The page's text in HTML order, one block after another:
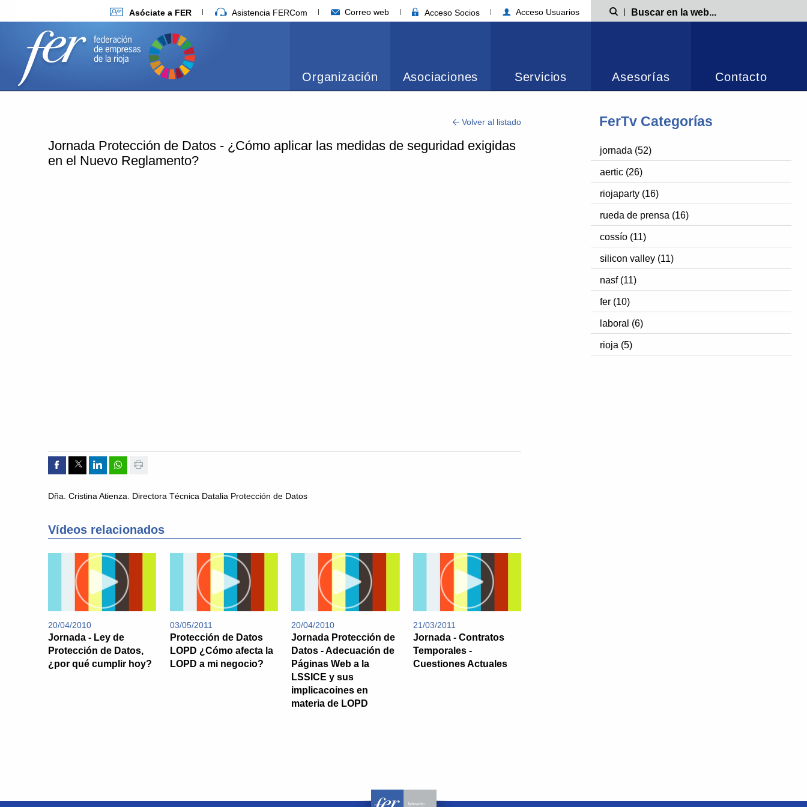
Asóciate a FER Asistencia FERCom Correo web Acceso Socios Acceso Usuarios Búsqueda
Organización Asociaciones Servicios Asesorías Contacto
FerTv Categorías
jornada (52)
aertic (26)
riojaparty (16)
rueda de prensa (16)
cossío (11)
silicon valley (11)
nasf (11)
fer (10)
laboral (6)
rioja (5)
Volver al listado
Jornada Protección de Datos - ¿Cómo aplicar las medidas de seguridad exigidas
en el Nuevo Reglamento?
Compartir por Facebook
Compartir por Twitter
Compartir por Linkedin
Compartir por whatsapp
Dña. Cristina Atienza. Directora Técnica Datalia Protección de Datos
Vídeos relacionados
20/04/2010
Jornada - Ley de
Protección de Datos,
¿por qué cumplir hoy?
03/05/2011
Protección de Datos
LOPD ¿Cómo afecta la
LOPD a mi negocio?
20/04/2010
Jornada Protección de
Datos - Adecuación de
Páginas Web a la
LSSICE y sus
implicacoines en
materia de LOPD
21/03/2011
Jornada - Contratos
Temporales -
Cuestiones Actuales